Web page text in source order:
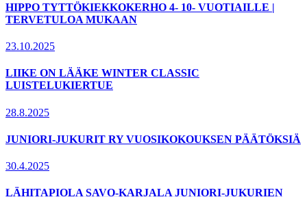
HIPPO TYTTÖKIEKKOKERHO 4- 10- VUOTIAILLE |
TERVETULOA MUKAAN
23.10.2025
LIIKE ON LÄÄKE WINTER CLASSIC
LUISTELUKIERTUE
28.8.2025
JUNIORI-JUKURIT RY VUOSIKOKOUKSEN PÄÄTÖKSIÄ
30.4.2025
LÄHITAPIOLA SAVO-KARJALA JUNIORI-JUKURIEN